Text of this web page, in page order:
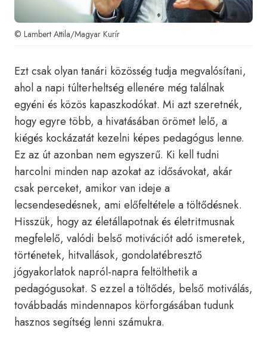
© Lambert Attila/Magyar Kurír
Ezt csak olyan tanári közösség tudja megvalósítani,
ahol a napi túlterheltség ellenére még találnak
egyéni és közös kapaszkodókat. Mi azt szeretnék,
hogy egyre több, a hivatásában örömet lelő, a
kiégés kockázatát kezelni képes pedagógus lenne.
Ez az út azonban nem egyszerű. Ki kell tudni
harcolni minden nap azokat az idősávokat, akár
csak perceket, amikor van ideje a
lecsendesedésnek, ami előfeltétele a töltődésnek.
Hisszük, hogy az életállapotnak és életritmusnak
megfelelő, valódi belső motivációt adó ismeretek,
történetek, hitvallások, gondolatébresztő
jógyakorlatok napról-napra feltölthetik a
pedagógusokat. S ezzel a töltődés, belső motiválás,
továbbadás mindennapos körforgásában tudunk
hasznos segítség lenni számukra.